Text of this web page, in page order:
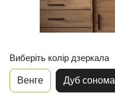
Виберіть колір дзеркала
Венге Дуб сонома